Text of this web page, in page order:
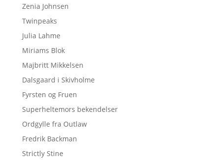
Zenia Johnsen
Twinpeaks
Julia Lahme
Miriams Blok
Majbritt Mikkelsen
Dalsgaard i Skivholme
Fyrsten og Fruen
Superheltemors bekendelser
Ordgylle fra Outlaw
Fredrik Backman
Strictly Stine